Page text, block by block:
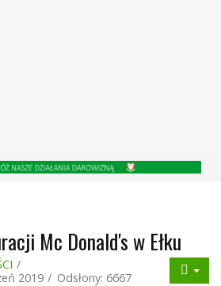
Mc Donald's w Ełku
2019
Odsłony: 6667